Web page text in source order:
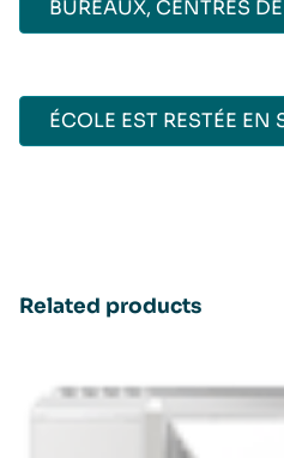
BUREAUX, CENTRES
ÉCOLE EST RESTÉE EN
Related products